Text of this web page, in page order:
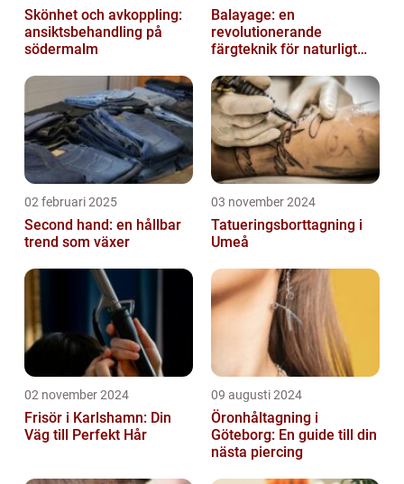
Skönhet och avkoppling:
ansiktsbehandling på
södermalm
Balayage: en
revolutionerande
färgteknik för naturligt
02 februari 2025
Second hand: en hållbar
trend som växer
03 november 2024
Tatueringsborttagning i
Umeå
02 november 2024
Frisör i Karlshamn: Din
Väg till Perfekt Hår
09 augusti 2024
Öronhåltagning i
Göteborg: En guide till din
nästa piercing